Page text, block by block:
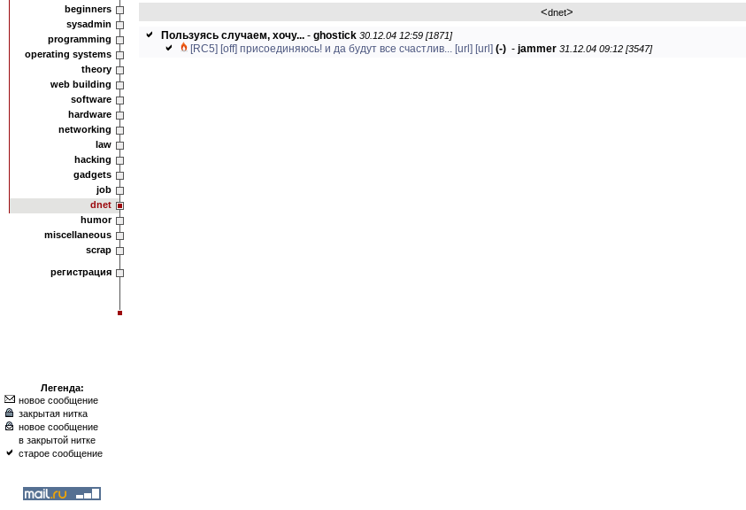
beginners
sysadmin
programming
operating systems
theory
web building
software
hardware
networking
law
hacking
gadgets
job
dnet
humor
miscellaneous
scrap
регистрация
Легенда:
новое сообщение
закрытая нитка
новое сообщение
в закрытой нитке
старое сообщение
<dnet>
Пользуясь случаем, хочу... - ghostick 30.12.04 12:59 [1871]
[RC5] [off] присоединяюсь! и да будут все счастлив... [url] [url] (-) - jammer 31.12.04 09:12 [3547]